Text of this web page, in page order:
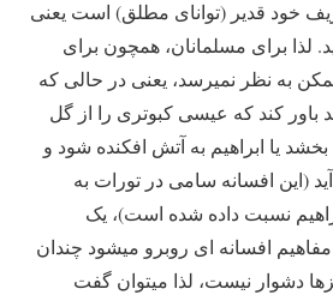
خود قدیر (توانای مطلق) است یعنی
لذا برای مسلمانان، همچون برای
به نظر نمیرسد، یعنی در حالی که
باور کند که عیسی کبوتری را از گل
یا ابراهیم به آتش افکنده شود و
(این افسانه سامی در تورات به
نسبت داده شده است)، یک
افسانه ای روبرو میشود چندان
دشوار نیست، لذا میتوان گفت